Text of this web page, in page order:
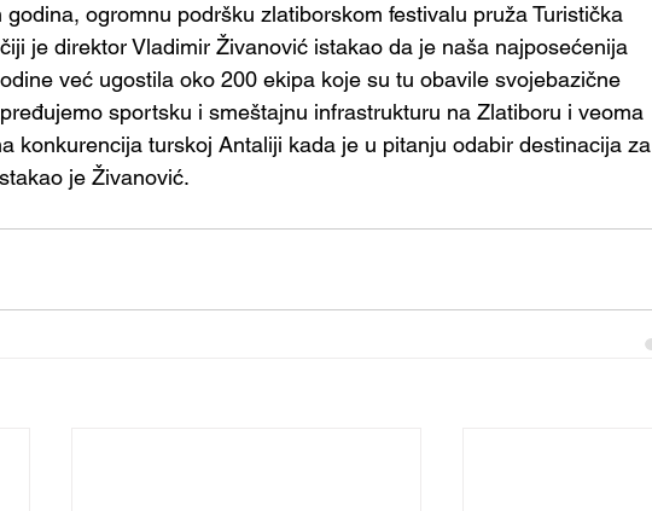
ogromnu podršku zlatiborskom festivalu pruža Turistička
je direktor Vladimir Živanović istakao da je naša najposećenija
već ugostila oko 200 ekipa koje su tu obavile svojebazične
sportsku i smeštajnu infrastrukturu na Zlatiboru i veoma
konkurencija turskoj Antaliji kada je u pitanju odabir destinacija za
je Živanović.